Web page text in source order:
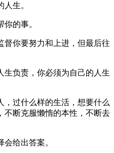
生。
的事。
督你要努力和上进，但最后往
生负责，你必须为自己的人生
，过什么样的生活，想要什么
不断克服懒惰的本性，不断去
给出答案。